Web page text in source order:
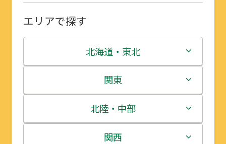
エリアで探す
北海道・東北
北海道
青森県
岩手県
関東
茨城県
栃木県
北陸・中部
新潟県
関西